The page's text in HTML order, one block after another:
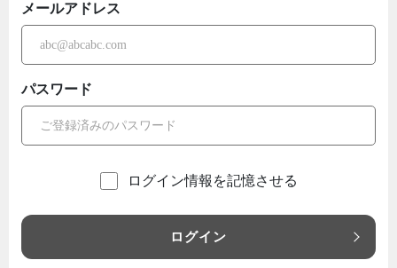
メールアドレス
パスワード
ログイン情報を記憶させる
ログイン